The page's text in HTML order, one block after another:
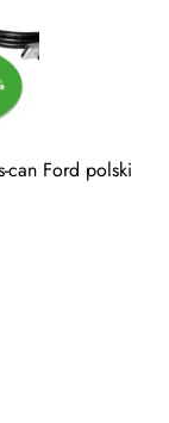
can Ford polski